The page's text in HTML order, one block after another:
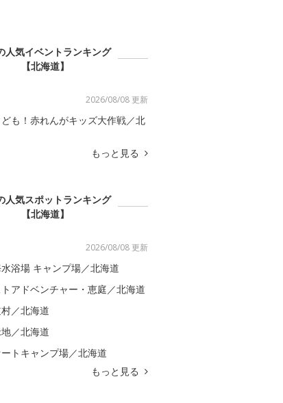
人気イベントランキング
【北海道】
2026/08/08 更新
も！赤れんがキッズ大作戦／北
もっと見る
人気スポットランキング
【北海道】
2026/08/08 更新
浴場 キャンプ場／北海道
アドベンチャー・恵庭／北海道
／北海道
／北海道
トキャンプ場／北海道
もっと見る